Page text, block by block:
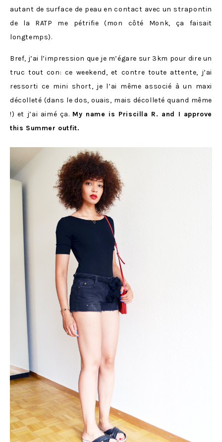
autant de surface de peau en contact avec un strapontin
de la RATP me pétrifie (mon côté Monk, ça faisait
longtemps).
Bref, j’ai l’impression que je m’égare sur 3km pour dire un
truc tout con: ce weekend, et contre toute attente, j’ai
ressorti ce mini short, je l’ai même associé à un maxi
décolleté (dans le dos, ouais, mais décolleté quand même
!) et j’ai aimé ça. My name is Priscilla R. and I approve
this Summer outfit.